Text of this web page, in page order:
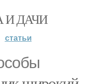
И ДАЧИ
статьи